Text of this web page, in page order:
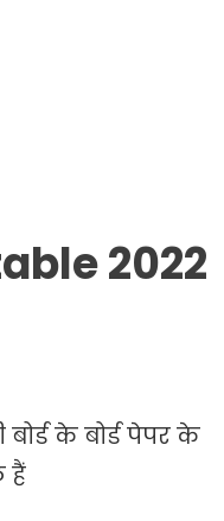
Upmsp.edu.in2022
के बोर्ड पेपर के
हैं